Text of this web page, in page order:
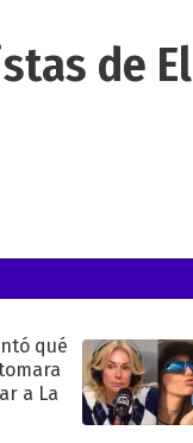
de El
qué
a La